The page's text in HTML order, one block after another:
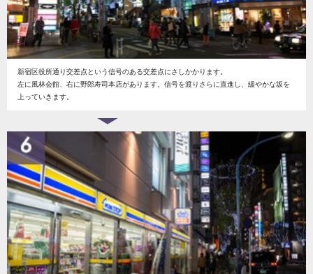
新宿区役所通り交差点という信号のある交差点にさしかかります。
左に風林会館、右に野郎寿司本店があります。信号を渡りさらに直進し、緩やかな坂を
上っていきます。